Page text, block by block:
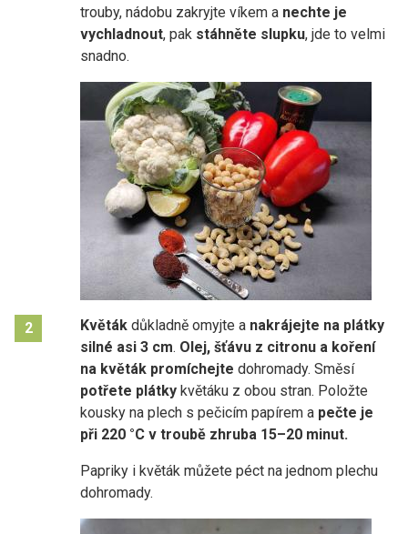
trouby, nádobu zakryjte víkem a nechte je
vychladnout, pak stáhněte slupku, jde to velmi
snadno.
2 Květák důkladně omyjte a nakrájejte na plátky
silné asi 3 cm. Olej, šťávu z citronu a koření
na květák promíchejte dohromady. Směsí
potřete plátky květáku z obou stran. Položte
kousky na plech s pečicím papírem a pečte je
při 220 °C v troubě zhruba 15–20 minut.
Papriky i květák můžete péct na jednom plechu
dohromady.